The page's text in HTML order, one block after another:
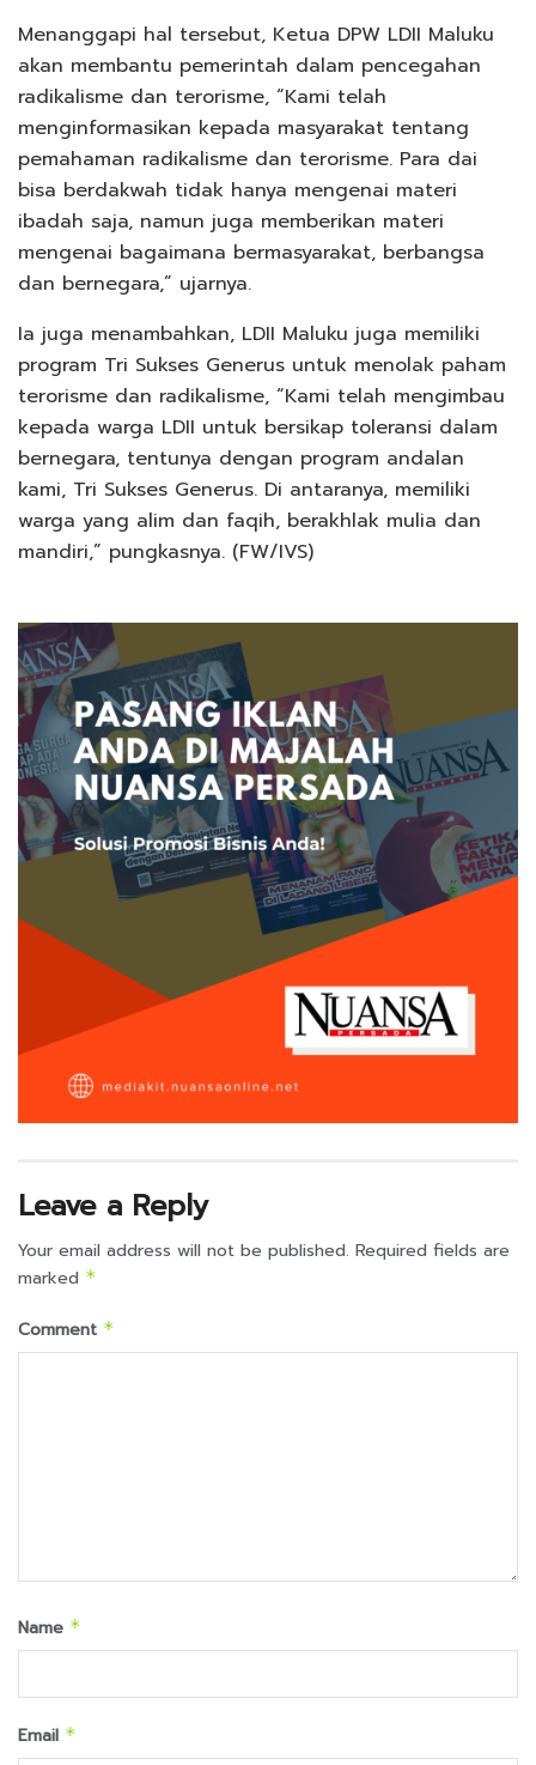
Menanggapi hal tersebut, Ketua DPW LDII Maluku
akan membantu pemerintah dalam pencegahan
radikalisme dan terorisme, “Kami telah
menginformasikan kepada masyarakat tentang
pemahaman radikalisme dan terorisme. Para dai
bisa berdakwah tidak hanya mengenai materi
ibadah saja, namun juga memberikan materi
mengenai bagaimana bermasyarakat, berbangsa
dan bernegara,” ujarnya.
Ia juga menambahkan, LDII Maluku juga memiliki
program Tri Sukses Generus untuk menolak paham
terorisme dan radikalisme, “Kami telah mengimbau
kepada warga LDII untuk bersikap toleransi dalam
bernegara, tentunya dengan program andalan
kami, Tri Sukses Generus. Di antaranya, memiliki
warga yang alim dan faqih, berakhlak mulia dan
mandiri,” pungkasnya. (FW/IVS)
Leave a Reply
Your email address will not be published. Required fields are
marked *
Comment *
Name *
Email *